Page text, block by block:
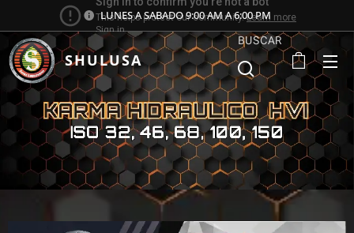
LUNES A SABADO 9:00 AM A 6:00 PM
SHULUSA
BUSCAR